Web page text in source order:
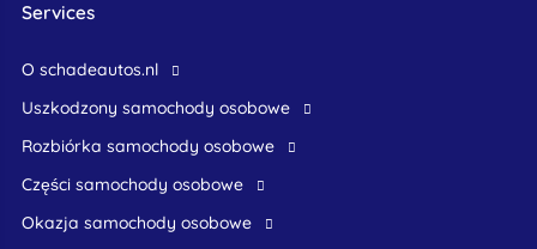
Services
O schadeautos.nl
uszkodzony samochody osobowe
rozbiórka samochody osobowe
części samochody osobowe
okazja samochody osobowe